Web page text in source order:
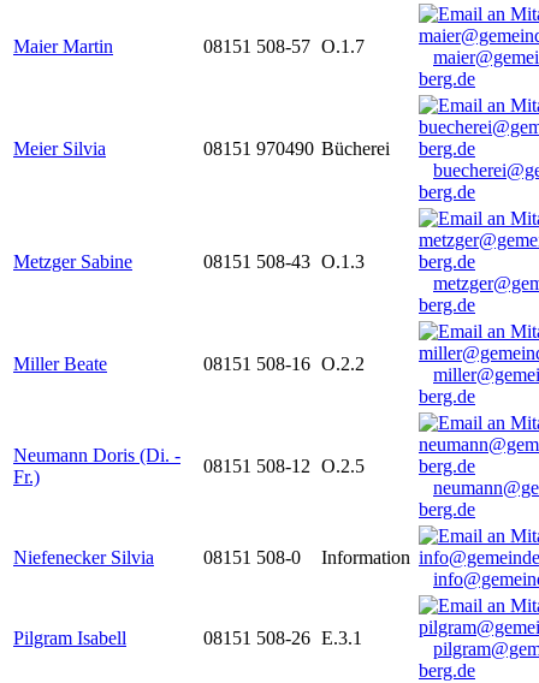
Maier Martin 08151 508-57 O.1.7
berg.de
Meier Silvia 08151 970490 Bücherei
berg.de
Metzger Sabine 08151 508-43 O.1.3
berg.de
Miller Beate 08151 508-16 O.2.2
berg.de
Neumann Doris (Di. -
Fr.)
08151 508-12 O.2.5
berg.de
Niefenecker Silvia 08151 508-0
Information
Pilgram Isabell 08151 508-26 E.3.1
berg.de